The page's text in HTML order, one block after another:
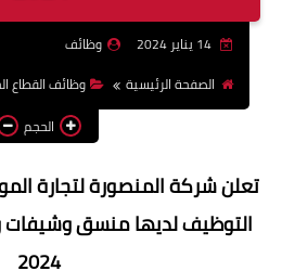
14 يناير 2024
وظائف
الصفحة الرئيسية
وظائف القطاع
الحجم
تعلن شركة المنصورة لتجارة
التوظيف لديها منسق وشيفات
2024